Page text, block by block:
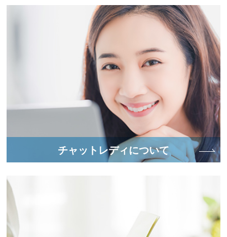
許証番号などの個人情報をお尋ねすることがあ
ります。また，ユーザーと提携先などとの間で
なされたユーザーの個人情報を含む取引記録や
決済に関する情報を，当社の提携先（情報提供
元，広告主，広告配信先などを含みます。以
下，｢提携先｣といいます。）などから収集する
ことがあります。
第3条（個人情報を収集・利用する目的）
当社が個人情報を収集・利用する目的は，以下
のとおりです。
ユーザーが利用中のサービスの新機能，更新
情報，キャンペーン等及び当社が提供する他
のサービスの案内のメールを送付するため
チャットレディについて